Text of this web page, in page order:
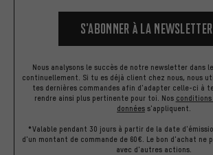
S’abonner à la newsletter
Nous analysons le succès de notre newsletter dans
continuellement. Si tu es déjà client chez nous, nous
tes dernières commandes afin d'adapter celle-ci à
rendre ainsi plus pertinente pour toi. Nos
données s'appliquent.
*Valable pendant 30 jours à partir de la date
d'un montant de commande de 60€. Le bon d'achat ne
avec d'autres actions.